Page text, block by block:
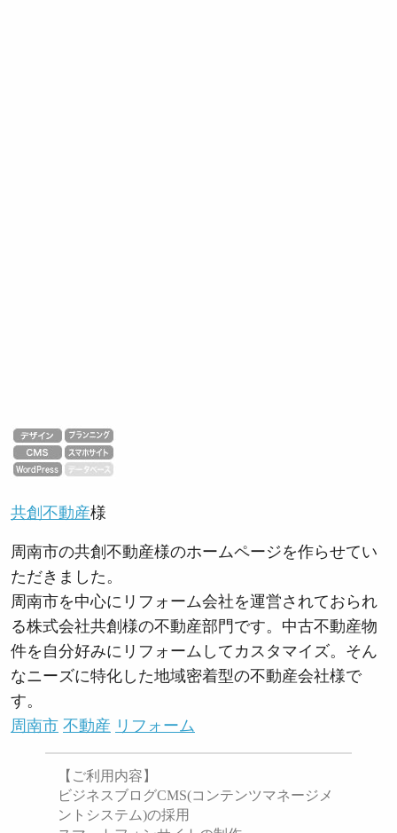
共創不動産様
周南市の共創不動産様のホームページを作らせてい
ただきました。
周南市を中心にリフォーム会社を運営されておられ
る株式会社共創様の不動産部門です。中古不動産物
件を自分好みにリフォームしてカスタマイズ。そん
なニーズに特化した地域密着型の不動産会社様で
す。
周南市 不動産 リフォーム
【ご利用内容】
ビジネスブログCMS(コンテンツマネージメ
ントシステム)の採用